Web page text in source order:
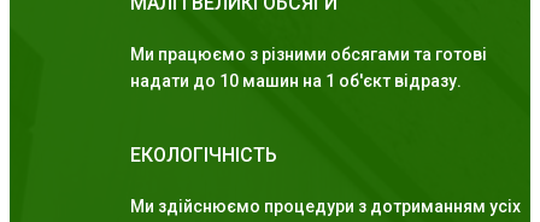
Ми працюємо з різними обсягами та готові
надати до 10 машин на 1 об'єкт відразу.
ЕКОЛОГІЧНІСТЬ
Ми здійснюємо процедури з дотриманням усіх